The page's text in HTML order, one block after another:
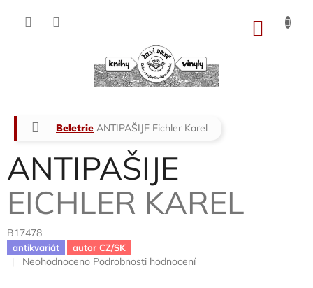
Domů
Beletrie ANTIPAŠIJE Eichler Karel
ANTIPAŠIJE
EICHLER KAREL
B17478
antikvariát autor CZ/SK
Průměrné
Neohodnoceno Podrobnosti hodnocení